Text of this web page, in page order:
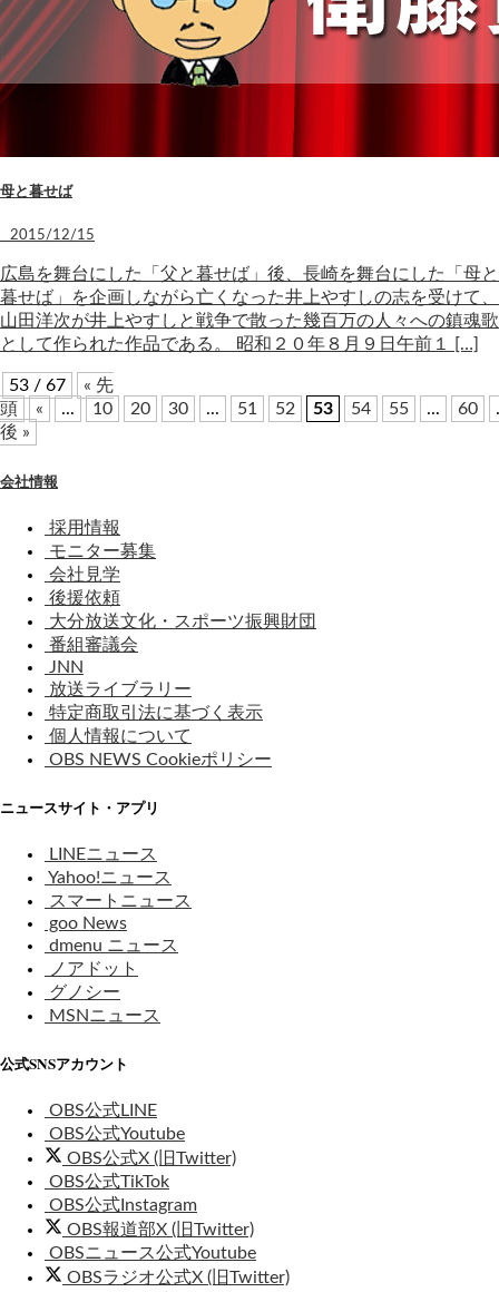
母と暮せば
2015/12/15
広島を舞台にした「父と暮せば」後、長崎を舞台にした「母と
暮せば」を企画しながら亡くなった井上やすしの志を受けて、
山田洋次が井上やすしと戦争で散った幾百万の人々への鎮魂歌
として作られた作品である。 昭和２０年８月９日午前１ […]
53 / 67
« 先
頭
« ... 10 20 30 ... 51 52 53 54 55 ... 60
後 »
会社情報
採用情報
モニター募集
会社見学
後援依頼
大分放送文化・スポーツ振興財団
番組審議会
JNN
放送ライブラリー
特定商取引法に基づく表示
個人情報について
OBS NEWS Cookieポリシー
ニュースサイト・アプリ
LINEニュース
Yahoo!ニュース
スマートニュース
goo News
dmenu ニュース
ノアドット
グノシー
MSNニュース
公式SNSアカウント
OBS公式LINE
OBS公式Youtube
OBS公式X (旧Twitter)
OBS公式TikTok
OBS公式Instagram
OBS報道部X (旧Twitter)
OBSニュース公式Youtube
OBSラジオ公式X (旧Twitter)